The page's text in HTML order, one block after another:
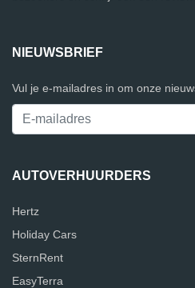
NIEUWSBRIEF
Vul je e-mailadres in om onze
AUTOVERHUURDERS
Hertz
Holiday Cars
SternRent
EasyTerra